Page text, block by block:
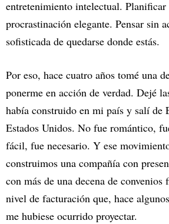
entretenimiento intelectual. Planificar
procrastinación elegante. Pensar sin
sofisticada de quedarse donde estás.
Por eso, hace cuatro años tomé una
ponerme en acción de verdad. Dejé
había construido en mi país y salí de
Estados Unidos. No fue romántico,
fácil, fue necesario. Y ese
construimos una compañía con
con más de una decena de
nivel de facturación que, hace
me hubiese ocurrido proyectar.